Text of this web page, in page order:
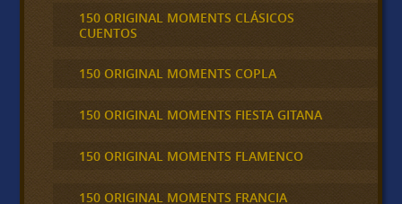
150 ORIGINAL MOMENTS CLÁSICOS
CUENTOS
150 ORIGINAL MOMENTS COPLA
150 ORIGINAL MOMENTS FIESTA GITANA
150 ORIGINAL MOMENTS FLAMENCO
150 ORIGINAL MOMENTS FRANCIA